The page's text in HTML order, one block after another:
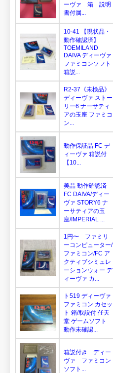
ーヴァ 箱 説明
書付属...
10-41 【現状品・
動作確認済】
TOEMILAND
DAIVA ディーヴァ
ファミコンソフト
箱説...
R2-37《未検品》
ディーヴァ ストー
リー6 ナーサティ
アの玉座 ファミコ
ン...
動作保証品 FC デ
ィーヴァ 箱説付
【10...
美品 動作確認済
FC DAIVA/ディー
ヴァ STORY6 ナ
ーサティアの玉
座/IMPERIAL ...
1円〜 ファミリ
ーコンピューター/
ファミコン/FC ア
クティブシミュレ
ーションウォー デ
ィーヴァ カ...
ト519 ディーヴァ
ファミコン カセッ
ト 箱/取説付 任天
堂 ゲームソフト
動作未確認...
箱説付き ディー
ヴァ ファミコン
ソフト...